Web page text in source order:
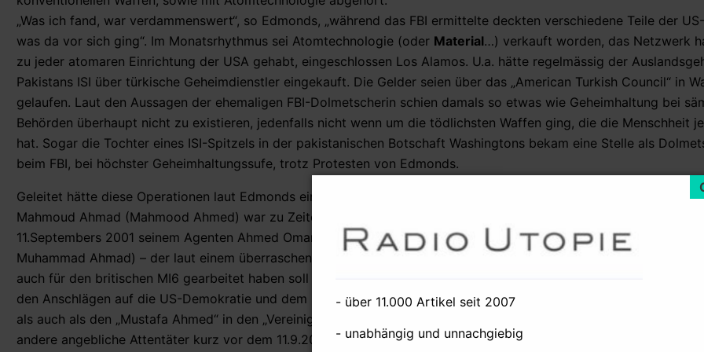
„Was ich fand, war verdammenswert“, so Edmonds, „während das FBI ermittelte deckten verschiedene Teile der
was da vor sich ging“. Im Monatsrhythmus sei Atomtechnologie (oder Material…) verkauft worden, das Netzwerk
zu jeder atomaren Einrichtung der USA gehabt, eingeschlossen Los Alamos. U.a. hätte regelmässig der
Pakistans ISI über türkische Geheimdienstler eingekauft. Die Gelder seien über das „American Turkish Council“ in
gelaufen. Laut den Aussagen der ehemaligen FBI-Dolmetscherin schien damals so etwas wie Geheimhaltung bei
Behörden überhaupt nicht zu existieren, jedenfalls nicht wenn um die tödlichsten Waffen ging, die die Menschheit
hat. Sogar die Tochter eines ISI-Spitzels in der pakistanischen Botschaft Washingtons bekam eine Stelle als
beim FBI, bei höchster Geheimhaltungssufe, trotz Protesten von Edmonds.
Geleitet hätte diese Operationen laut Edmonds eine gewisser General Mahmoud Ahmad.
Mahmoud Ahmad (Mahmood Ahmed) war zu Zeiten des 11.Septembers Chef des ISI. Er hatte vor den Attentaten des
11.Septembers 2001 seinem Agenten Ahmed Omar Saeed Sheikh (alias Omar Sheikh, Sheikh Omar, Sheik Syed,
Muhammad Ahmad) – der laut einem überraschend 2006 von Pakistans Machthaber Pervez Musharraf
auch für den britischen MI6 gearbeitet haben soll – befohlen, Mohammed Atta persönlich 100.000 Dollar zu
den Anschlägen auf die US-Demokratie und dem Beginn des weltweiten Krieges „gegen den Terror“ hatte das FBI
als auch als den „Mustafa Ahmed“ in den „Vereinigten Arabischen Emiraten“ identifiziert, an den wiederum Atta und
andere angebliche Attentäter kurz vor dem 11.9.2001 mehrere Tausend Dollar überwiesen.
- über 11.000 Artikel seit 2007
- unabhängig und unnachgiebig